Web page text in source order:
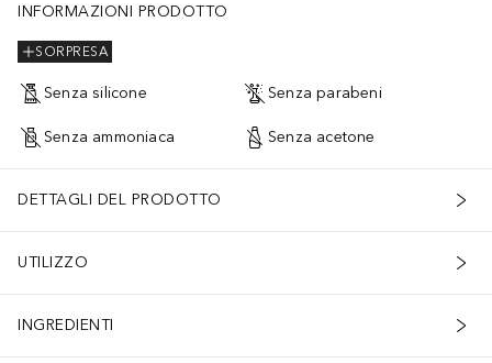
INFORMAZIONI PRODOTTO
SORPRESA
Senza silicone Senza parabeni
Senza ammoniaca Senza acetone
DETTAGLI DEL PRODOTTO
UTILIZZO
INGREDIENTI